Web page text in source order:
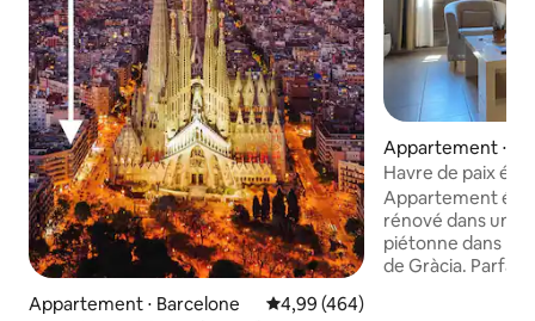
Appartement ⋅ Barcelone Évaluation moyenne sur la
4,99 (464)
Appartement ⋅
Havre de paix
Família
Appartement
rénové dans une
piétonne dans
de Gràcia.